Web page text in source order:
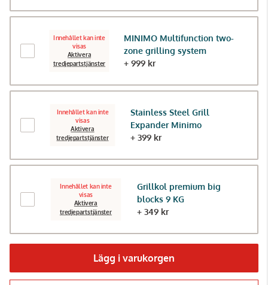
Innehållet kan inte
visas
Aktivera
tredjepartstjänster
MINIMO Multifunction two-
zone grilling system
+ 999 kr
Innehållet kan inte
visas
Aktivera
tredjepartstjänster
Stainless Steel Grill
Expander Minimo
+ 399 kr
Innehållet kan inte
visas
Aktivera
tredjepartstjänster
Grillkol premium big
blocks 9 KG
+ 349 kr
Lägg i varukorgen